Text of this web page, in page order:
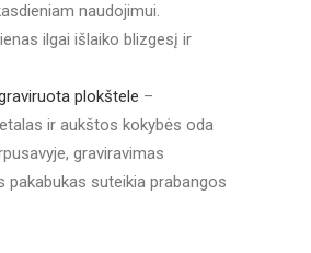
naudojimui.
ilgai išlaiko blizgesį ir
plokštele –
ir aukštos kokybės oda
graviravimas
pakabukas suteikia prabangos